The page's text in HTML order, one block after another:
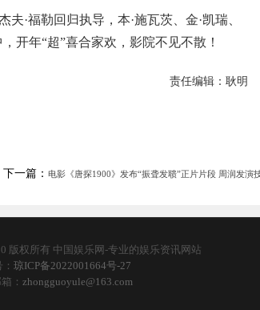
·福勒回归执导，本·施瓦茨、金·凯瑞、
开年“超”喜合家欢，影院不见不散！
责任编辑：耿明
下一篇： 电影《唐探1900》发布“振聋发聩”正片片段 周润发演技
版权所有 中国娱乐网-专业的娱乐资讯网站
琼ICP备2022001664号-27
： zhongguoyule@163.com